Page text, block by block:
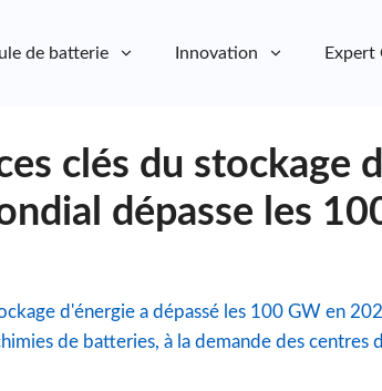
de batterie Innovation Expert
clés du stockage
dépasse les
d'énergie a dépassé les 100 GW en
de batteries, à la demande des